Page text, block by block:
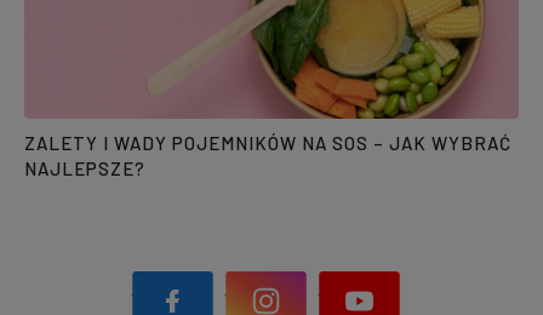
ZALETY I WADY POJEMNIKÓW NA SOS – JAK WYBRAĆ
NAJLEPSZE?